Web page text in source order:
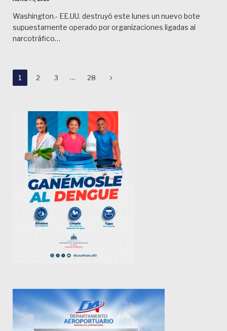
Washington.- EE.UU. destruyó este lunes un nuevo bote
supuestamente operado por organizaciones ligadas al
narcotráfico…
1 2 3 … 28 Next